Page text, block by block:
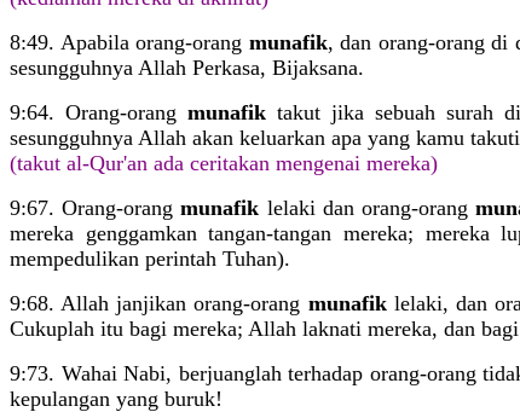
8:49. Apabila orang-orang munafik, dan orang-orang di
sesungguhnya Allah Perkasa, Bijaksana.
9:64. Orang-orangmunafik takut jika sebuah surah
sesungguhnya Allah akan keluarkan apa yang kamu
(takut al-Qur'an ada ceritakan mengenai mereka)
9:67. Orang-orangmunafik lelaki dan orang-orang
mereka genggamkan tangan-tangan mereka; mereka
mempedulikan perintah Tuhan).
9:68. Allah janjikan orang-orang munafiklelaki, dan
Cukuplah itu bagi mereka; Allah laknati mereka, dan
9:73. Wahai Nabi, berjuanglah terhadap orang-orang
kepulangan yang buruk!